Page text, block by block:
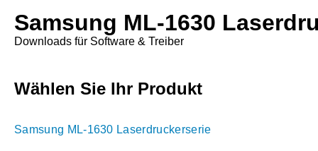
Samsung ML-1630
Downloads für Software & Treiber
Wählen Sie Ihr Produkt
Samsung ML-1630 Laserdruckerserie